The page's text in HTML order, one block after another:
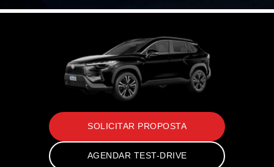
SOLICITAR PROPOSTA
AGENDAR TEST-DRIVE